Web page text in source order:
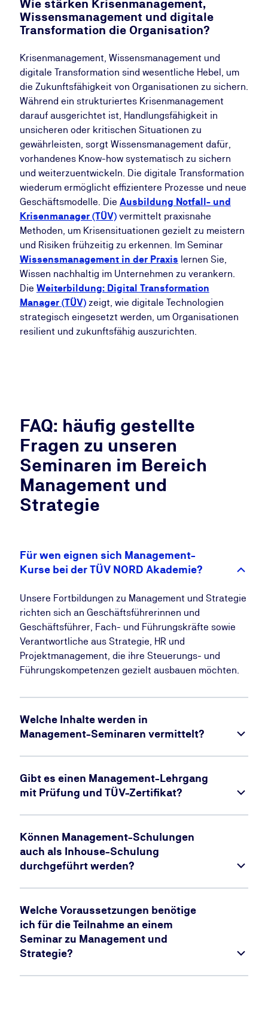
Wie stärken Krisenmanagement,
Wissensmanagement und digitale
Transformation die Organisation?
Krisenmanagement, Wissensmanagement und
digitale Transformation sind wesentliche Hebel, um
die Zukunftsfähigkeit von Organisationen zu sichern.
Während ein strukturiertes Krisenmanagement
darauf ausgerichtet ist, Handlungsfähigkeit in
unsicheren oder kritischen Situationen zu
gewährleisten, sorgt Wissensmanagement dafür,
vorhandenes Know-how systematisch zu sichern
und weiterzuentwickeln. Die digitale Transformation
wiederum ermöglicht effizientere Prozesse und neue
Geschäftsmodelle. Die Ausbildung Notfall- und
Krisenmanager (TÜV)vermittelt praxisnahe
Methoden, um Krisensituationen gezielt zu meistern
und Risiken frühzeitig zu erkennen. Im Seminar
Wissensmanagement in der Praxis lernen Sie,
Wissen nachhaltig im Unternehmen zu verankern.
Die Weiterbildung: Digital Transformation
Manager (TÜV)zeigt, wie digitale Technologien
strategisch eingesetzt werden, um Organisationen
resilient und zukunftsfähig auszurichten.
FAQ: häufig gestellte
Fragen zu unseren
Seminaren im Bereich
Management und
Strategie
Für wen eignen sich Management-
Kurse bei der TÜV NORD Akademie?
Unsere Fortbildungen zu Management und Strategie
richten sich an Geschäftsführerinnen und
Geschäftsführer, Fach- und Führungskräfte sowie
Verantwortliche aus Strategie, HR und
Projektmanagement, die ihre Steuerungs- und
Führungskompetenzen gezielt ausbauen möchten.
Welche Inhalte werden in
Management-Seminaren vermittelt?
Gibt es einen Management-Lehrgang
mit Prüfung und TÜV-Zertifikat?
Können Management-Schulungen
auch als Inhouse-Schulung
durchgeführt werden?
Welche Voraussetzungen benötige
ich für die Teilnahme an einem
Seminar zu Management und
Strategie?